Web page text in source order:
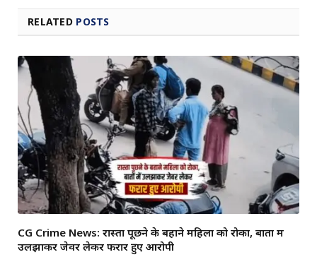
RELATED POSTS
CG Crime News: रास्ता पूछने के बहाने महिला को रोका, बातों में
उलझाकर जेवर लेकर फरार हुए आरोपी